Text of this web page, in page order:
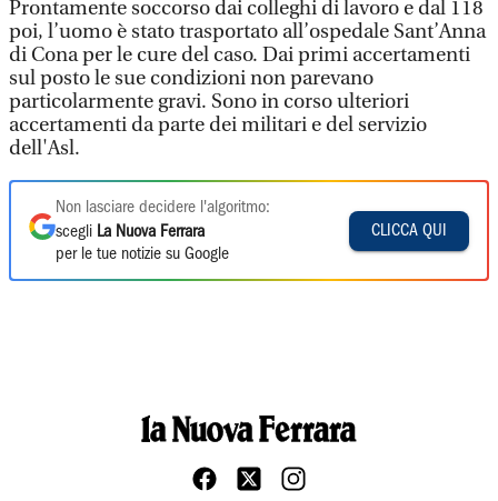
Prontamente soccorso dai colleghi di lavoro e dal 118
poi, l’uomo è stato trasportato all’ospedale Sant’Anna
di Cona per le cure del caso. Dai primi accertamenti
sul posto le sue condizioni non parevano
particolarmente gravi. Sono in corso ulteriori
accertamenti da parte dei militari e del servizio
dell'Asl.
Non lasciare decidere l'algoritmo:
scegli La Nuova Ferrara
per le tue notizie su Google
CLICCA QUI